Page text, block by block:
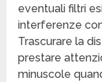
eventuali filtri
interferenze
Trascurare la
prestare
minuscole